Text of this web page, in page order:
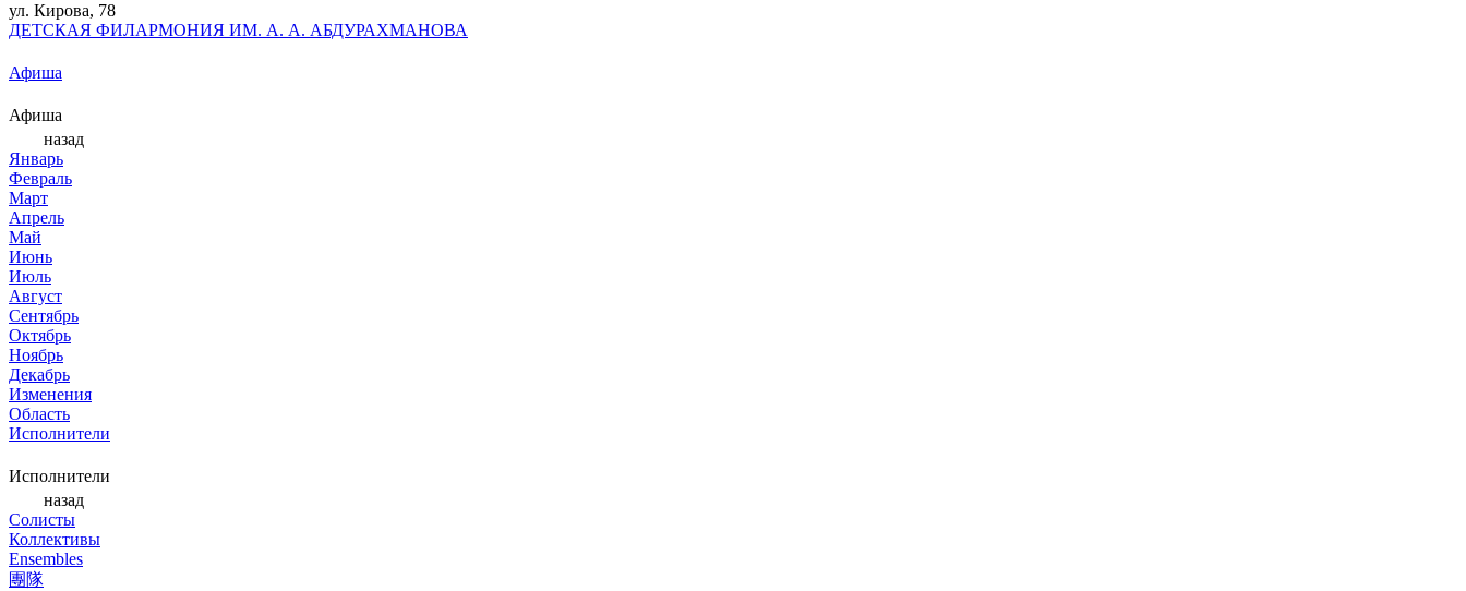
ул. Кирова, 78
ДЕТСКАЯ ФИЛАРМОНИЯ ИМ. А. А. АБДУРАХМАНОВА
Афиша
Афиша
назад
Январь
Февраль
Март
Апрель
Май
Июнь
Июль
Август
Сентябрь
Октябрь
Ноябрь
Декабрь
Изменения
Область
Исполнители
Исполнители
назад
Солисты
Коллективы
Ensembles
團隊